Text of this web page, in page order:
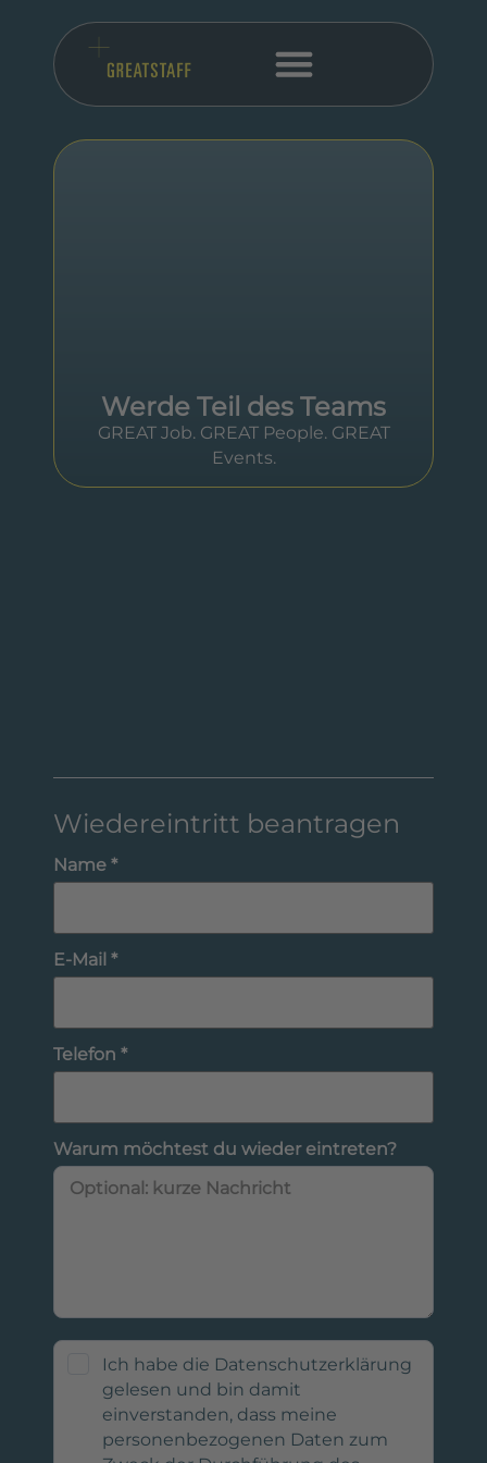
Werde Teil des Teams
GREAT Job. GREAT People. GREAT
Events.
Wiedereintritt beantragen
Name *
E-Mail *
Telefon *
Warum möchtest du wieder eintreten?
Ich habe die Datenschutzerklärung
gelesen und bin damit
einverstanden, dass meine
personenbezogenen Daten zum